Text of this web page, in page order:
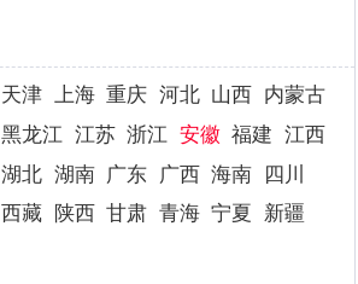
天津 上海 重庆 河北 山西
内蒙古
黑龙江 江苏 浙江 安徽 福建 江西
湖北 湖南 广东 广西 海南
四川
西藏 陕西 甘肃 青海 宁夏
新疆